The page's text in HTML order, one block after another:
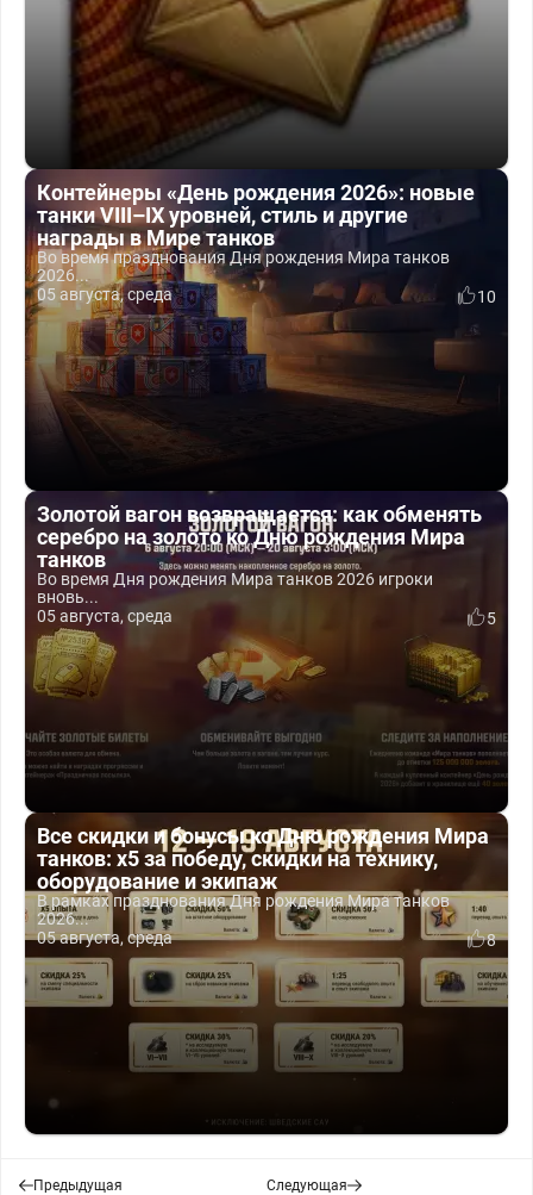
Контейнеры «День рождения 2026»: новые
танки VIII–IX уровней, стиль и другие
награды в Мире танков
Во время празднования Дня рождения Мира танков
2026...
05 августа, среда
10
Золотой вагон возвращается: как обменять
серебро на золото ко Дню рождения Мира
танков
Во время Дня рождения Мира танков 2026 игроки
вновь...
05 августа, среда
5
Все скидки и бонусы ко Дню рождения Мира
танков: x5 за победу, скидки на технику,
оборудование и экипаж
В рамках празднования Дня рождения Мира танков
2026...
05 августа, среда
8
Предыдущая
Следующая